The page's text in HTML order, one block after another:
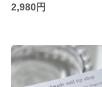
2,980円